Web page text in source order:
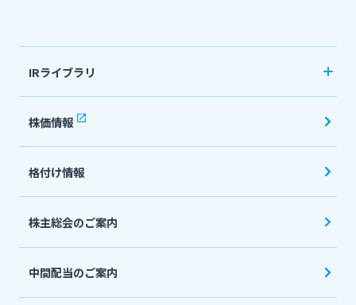
法人・個人事業主のお客さま
株主・投資家の皆さま
宮崎銀行について
ニュースリリース一覧
採用情報
IRライブラリ
決算短信
有価証券報告書・四半期報告書
IR関連ニュースリリース
会社説明会資料
投資家向け説明会資料
株価情報
格付け情報
株主総会のご案内
中間配当のご案内